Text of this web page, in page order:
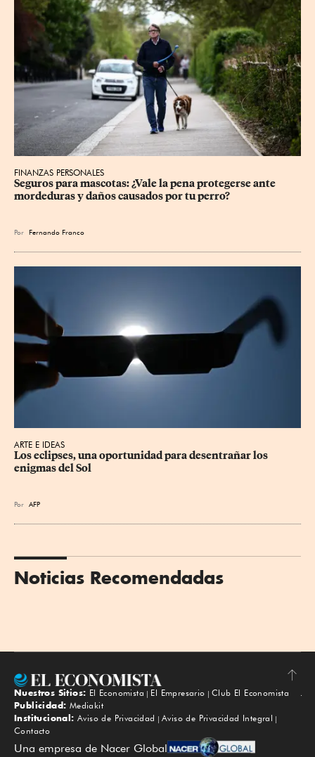
FINANZAS PERSONALES
Seguros para mascotas: ¿Vale la pena protegerse ante
mordeduras y daños causados por tu perro?
Por Fernando Franco
ARTE E IDEAS
Los eclipses, una oportunidad para desentrañar los
enigmas del Sol
Por AFP
Noticias Recomendadas
Subir
Nuestros Sitios: El Economista El Empresario
Club El Economista
Publicidad: Mediakit
Institucional: Aviso de Privacidad
Aviso de Privacidad Integral
Contacto
Una empresa de Nacer Global